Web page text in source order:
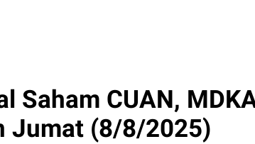
Saham CUAN,
Jumat (8/8/2025)